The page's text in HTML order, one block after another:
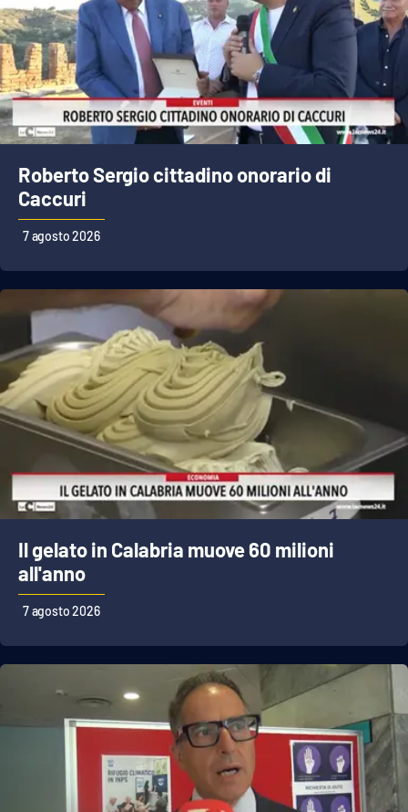
Ambiente
Cronaca
Cultura
Economia e Lavoro
Politica
Sanità
Società
Sport
RUBRICHE
Good Morning Vietnam
Parchi Marini Calabria
Leggendo Alvaro insieme
Imprese Di Calabria
Venti di comunicazione
STREAMING
Roberto Sergio cittadino onorario di
Caccuri
7 agosto 2026
Il gelato in Calabria muove 60 milioni
all'anno
7 agosto 2026